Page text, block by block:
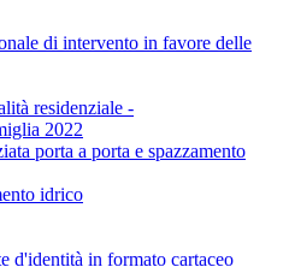
di intervento in favore delle
residenziale -
2022
porta a porta e spazzamento
idrico
d'identità in formato cartaceo